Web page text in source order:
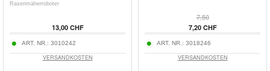
Rasenmäherroboter
13,00 CHF
ART. NR.: 3010242
VERSANDKOSTEN
7,50
7,20 CHF
ART. NR.: 3018246
VERSANDKOSTEN